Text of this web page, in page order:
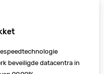
beveiligde datacentra in